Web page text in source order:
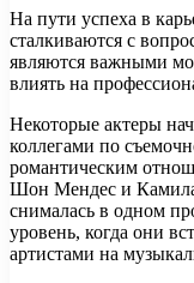
На пути успеха в
сталкиваются с
являются важными
влиять на
Некоторые актеры
коллегами по
романтическим
Шон Мендес и Камила
снималась в одном
уровень, когда они
артистами на